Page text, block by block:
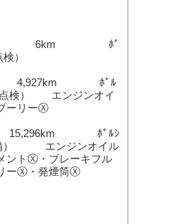
9日 6km ﾎﾟ
）
日 4,927km ﾎﾟﾙ
点検） エンジンオイ
ーリーⓍ
日 15,296km ﾎﾟﾙｼ
備） エンジンオイル
ントⓍ・ブレーキフル
ーⓍ・発煙筒Ⓧ